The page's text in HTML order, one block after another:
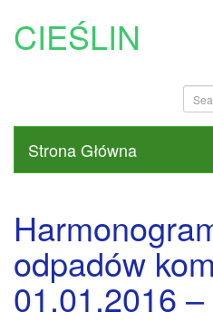
CIEŚLIN
Strona Główna
odpadów
01.01.2016